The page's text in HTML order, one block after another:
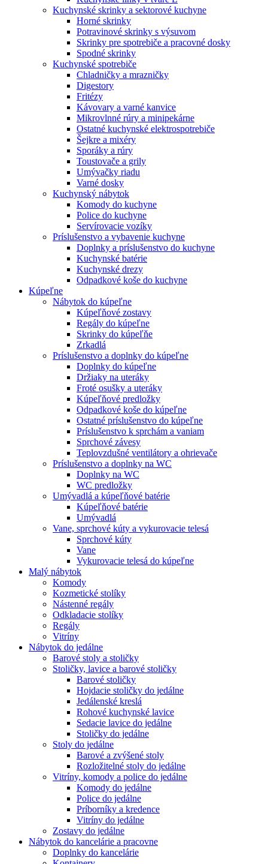
Kuchynské skrinky a sektorové kuchyne
Horné skrinky
Potravinové skrinky s výsuvom
Skrinky pre spotrebiče a pracovné dosky
Spodné skrinky
Kuchynské spotrebiče
Chladničky a mrazničky
Digestory
Fritézy
Kávovary a varné kanvice
Mikrovlnné rúry a minipekárne
Ostatné kuchynské elektrospotrebiče
Šejkre a mixéry
Sporáky a rúry
Toustovače a grily
Umývačky riadu
Varné dosky
Kuchynský nábytok
Komody do kuchyne
Police do kuchyne
Servírovacie vozíky
Príslušenstvo a vybavenie kuchyne
Doplnky a príslušenstvo do kuchyne
Kuchynské batérie
Kuchynské drezy
Odpadkové koše do kuchyne
Kúpeľne
Nábytok do kúpeľne
Kúpeľňové zostavy
Regály do kúpeľne
Skrinky do kúpeľňe
Zrkadlá
Príslušenstvo a doplnky do kúpeľne
Doplnky do kúpeľne
Držiaky na uteráky
Froté osušky a uteráky
Kúpeľňové predložky
Odpadkové koše do kúpeľne
Ostatné príslušenstvo do kúpeľne
Príslušenstvo k sprchám a vaniam
Sprchové závesy
Teplovzdušné ventilátory a ohrievače
Príslušenstvo a doplnky na WC
Doplnky na WC
WC predložky
Umývadlá a kúpeľňové batérie
Kúpeľňové batérie
Umývadlá
Vane, sprchové kúty a vykurovacie telesá
Sprchové kúty
Vane
Vykurovacie telesá do kúpeľne
Malý nábytok
Komody
Kozmetické stolíky
Nástenné regály
Odkladacie stolíky
Regály
Vitríny
Nábytok do jedálne
Barové stoly a stoličky
Stoličky, lavice a barové stoličky
Barové stoličky
Hojdacie stoličky do jedálne
Jedálenské kreslá
Rohové kuchynské lavice
Sedacie lavice do jedálne
Stoličky do jedálne
Stoly do jedálne
Barové a zvýšené stoly
Rozložitelné stoly do jedálne
Vitríny, komody a police do jedálne
Komody do jedálne
Police do jedálne
Príborníky a kredence
Vitríny do jedálne
Zostavy do jedálne
Nábytok do kancelárie a pracovne
Doplnky do kancelárie